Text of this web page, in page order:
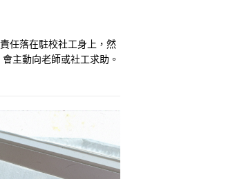
任落在駐校社工身上，然
主動向老師或社工求助。